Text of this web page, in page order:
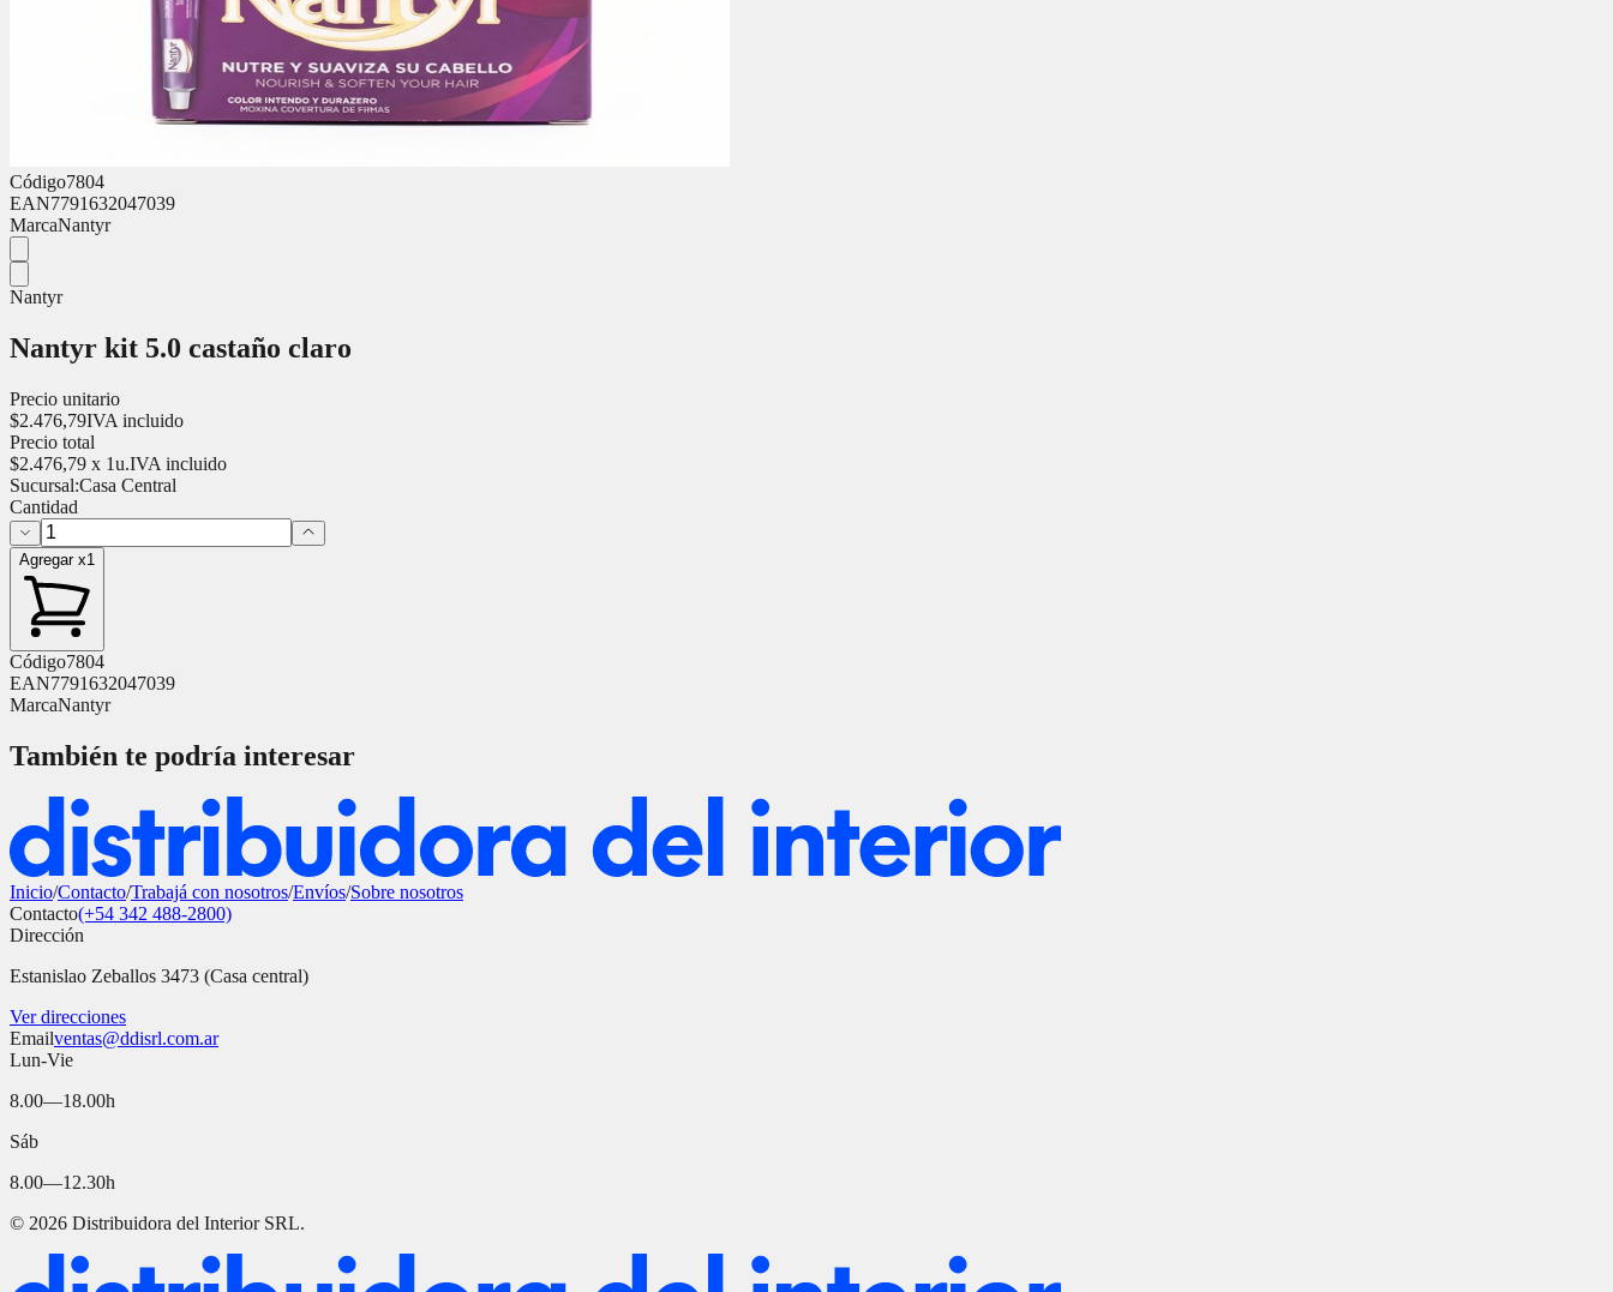
Código7804
EAN7791632047039
MarcaNantyr
Nantyr
Nantyr kit 5.0 castaño claro
Precio unitario
$2.476,79IVA incluido
Precio total
$2.476,79 x 1u.IVA incluido
Sucursal:Casa Central
Cantidad
Agregar x1
Código7804
EAN7791632047039
MarcaNantyr
También te podría interesar
Inicio/Contacto/Trabajá con nosotros/Envíos/Sobre nosotros
Contacto(+54 342 488-2800)
Dirección
Estanislao Zeballos 3473 (Casa central)
Ver direcciones
Emailventas@ddisrl.com.ar
Lun-Vie
8.00—18.00h
Sáb
8.00—12.30h
© 2026 Distribuidora del Interior SRL.